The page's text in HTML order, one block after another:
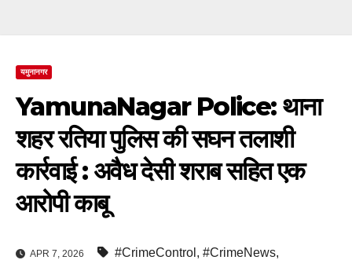
यमुनानगर
YamunaNagar Police: थाना
शहर रतिया पुलिस की सघन तलाशी
कार्रवाई : अवैध देसी शराब सहित एक
आरोपी काबू
APR 7, 2026 #CrimeControl , #CrimeNews,